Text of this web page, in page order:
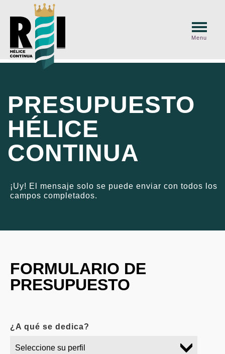
Menu
PRESUPUESTO
HÉLICE
CONTINUA
¡Uy! El mensaje solo se puede enviar con todos los
campos completados.
FORMULARIO DE
PRESUPUESTO
¿A qué se dedica?